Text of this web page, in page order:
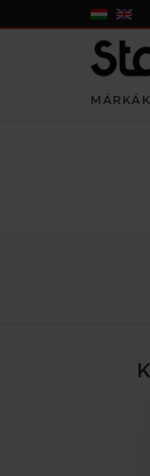
MÁRKÁK